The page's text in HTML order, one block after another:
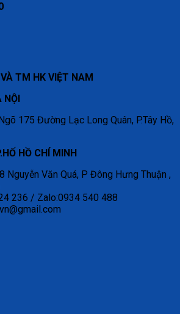
TM HK VIỆT NAM
NỘI
175 Đường Lạc Long Quân, P.Tây Hồ,
HỒ CHÍ MINH
Nguyễn Văn Quá, P Đông Hưng Thuận ,
236 / Zalo:0934 540 488